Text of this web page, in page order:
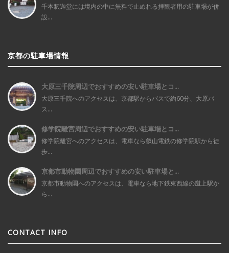
千本釈迦堂には境内の中に無料で止めれる拝観者用の駐車場が併
設...
京都の駐車場情報
大原三千院周辺でおすすめの安い駐車場とコ...
大原三千院へのアクセスは、京都駅からバスで約60分、大原バ
ス...
修学院離宮周辺でおすすめの安い駐車場とコ...
修学院離宮へのアクセスは、電車なら叡山電鉄の修学院駅から徒
歩...
京都市動物園周辺でおすすめの安い駐車場と...
京都市動物園へのアクセスは、電車なら地下鉄東西線の蹴上駅か
ら...
CONTACT INFO